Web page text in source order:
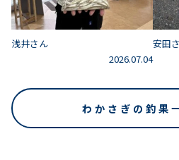
浅井さん
2026.07.04
安田
わかさぎの釣果